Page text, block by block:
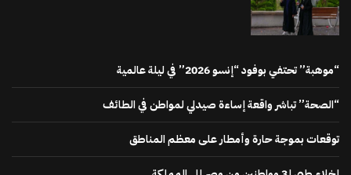
“موهبة” تحتفي بوفود “إنسو 2026” في ليلة عالمية
“الصحة” تباشر واقعة إساءة صيدلي لمواطن في الطائف
توقعات بموجة حارة وأمطار على معظم المناطق